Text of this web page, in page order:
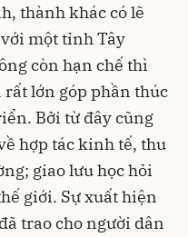
thành khác có lẽ
một tỉnh Tây
còn hạn chế thì
rất lớn góp phần thúc
Bởi từ đây cũng
hợp tác kinh tế, thu
giao lưu học hỏi
giới. Sự xuất hiện
trao cho người dân